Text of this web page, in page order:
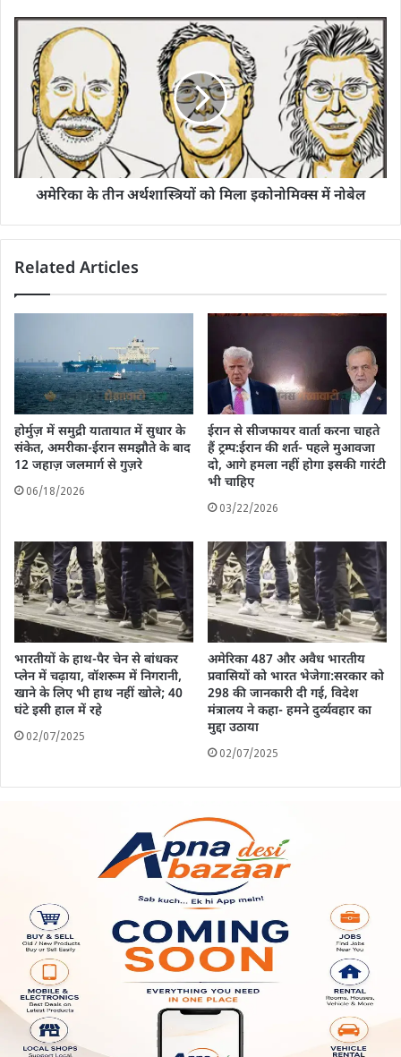
अमेरिका के तीन अर्थशास्त्रियों को मिला इकोनोमिक्स में नोबेल
Related Articles
होर्मुज़ में समुद्री यातायात में सुधार के
संकेत, अमरीका-ईरान समझौते के बाद
12 जहाज़ जलमार्ग से गुज़रे
06/18/2026
ईरान से सीजफायर वार्ता करना चाहते
हैं ट्रम्प:ईरान की शर्त- पहले मुआवजा
दो, आगे हमला नहीं होगा इसकी गारंटी
भी चाहिए
03/22/2026
भारतीयों के हाथ-पैर चेन से बांधकर
प्लेन में चढ़ाया, वॉशरूम में निगरानी,
खाने के लिए भी हाथ नहीं खोले; 40
घंटे इसी हाल में रहे
02/07/2025
अमेरिका 487 और अवैध भारतीय
प्रवासियों को भारत भेजेगा:सरकार को
298 की जानकारी दी गई, विदेश
मंत्रालय ने कहा- हमने दुर्व्यवहार का
मुद्दा उठाया
02/07/2025